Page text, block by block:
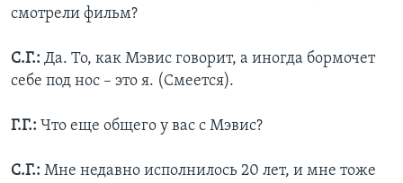
смотрели фильм?
С.Г.: Да. То, как Мэвис говорит, а иногда бормочет
себе под нос – это я. (Смеется).
Г.Г.: Что еще общего у вас с Мэвис?
С.Г.: Мне недавно исполнилось 20 лет, и мне тоже